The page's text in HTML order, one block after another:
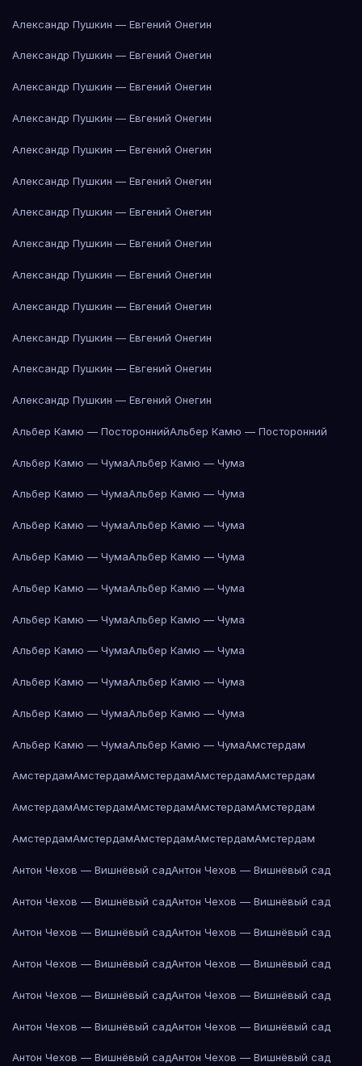
Александр Пушкин — Евгений Онегин
Александр Пушкин — Евгений Онегин
Александр Пушкин — Евгений Онегин
Александр Пушкин — Евгений Онегин
Александр Пушкин — Евгений Онегин
Александр Пушкин — Евгений Онегин
Александр Пушкин — Евгений Онегин
Александр Пушкин — Евгений Онегин
Александр Пушкин — Евгений Онегин
Александр Пушкин — Евгений Онегин
Александр Пушкин — Евгений Онегин
Александр Пушкин — Евгений Онегин
Александр Пушкин — Евгений Онегин
Альбер Камю — ПостороннийАльбер Камю — Посторонний
Альбер Камю — ЧумаАльбер Камю — Чума
Альбер Камю — ЧумаАльбер Камю — Чума
Альбер Камю — ЧумаАльбер Камю — Чума
Альбер Камю — ЧумаАльбер Камю — Чума
Альбер Камю — ЧумаАльбер Камю — Чума
Альбер Камю — ЧумаАльбер Камю — Чума
Альбер Камю — ЧумаАльбер Камю — Чума
Альбер Камю — ЧумаАльбер Камю — Чума
Альбер Камю — ЧумаАльбер Камю — Чума
Альбер Камю — ЧумаАльбер Камю — ЧумаАмстердам
АмстердамАмстердамАмстердамАмстердамАмстердам
АмстердамАмстердамАмстердамАмстердамАмстердам
АмстердамАмстердамАмстердамАмстердамАмстердам
Антон Чехов — Вишнёвый садАнтон Чехов — Вишнёвый сад
Антон Чехов — Вишнёвый садАнтон Чехов — Вишнёвый сад
Антон Чехов — Вишнёвый садАнтон Чехов — Вишнёвый сад
Антон Чехов — Вишнёвый садАнтон Чехов — Вишнёвый сад
Антон Чехов — Вишнёвый садАнтон Чехов — Вишнёвый сад
Антон Чехов — Вишнёвый садАнтон Чехов — Вишнёвый сад
Антон Чехов — Вишнёвый садАнтон Чехов — Вишнёвый сад